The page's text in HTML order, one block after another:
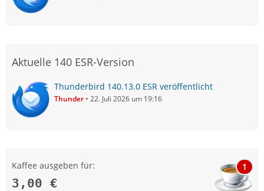
Aktuelle 140 ESR-Version
Thunderbird 140.13.0 ESR veröffentlicht
Thunder 22. Juli 2026 um 19:16
Kaffee ausgeben für:
3,00 €
1